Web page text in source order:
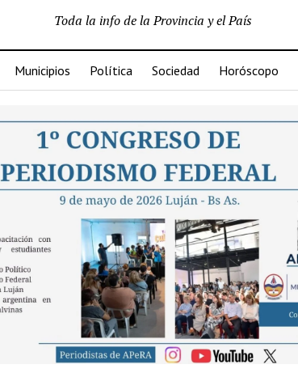
Toda la info de la Provincia y el País
Municipios Política Sociedad Horóscopo